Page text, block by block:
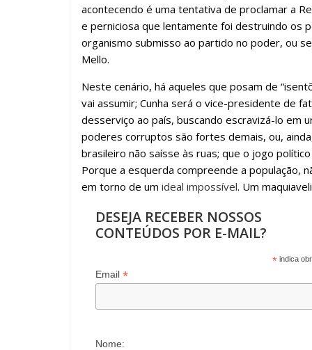
acontecendo é uma tentativa de proclamar a
e perniciosa que lentamente foi destruindo os
organismo submisso ao partido no poder, ou
Mello.
Neste cenário, há aqueles que posam de
vai assumir; Cunha será o vice-presidente de
desserviço ao país, buscando escravizá-lo em
poderes corruptos são fortes demais, ou,
brasileiro não saísse às ruas; que o jogo
Porque a esquerda compreende a população,
em torno de um ideal impossível. Um
DESEJA RECEBER NOSSOS
CONTEÚDOS POR E-MAIL?
*indica
Email *
Nome: